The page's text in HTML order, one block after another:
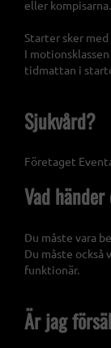
eller kompisarna.
Starter sker
I
tidmattan i
Sjukvård?
Företaget
Vad
Du måste vara
Du måste också
funktionär.
Är jag